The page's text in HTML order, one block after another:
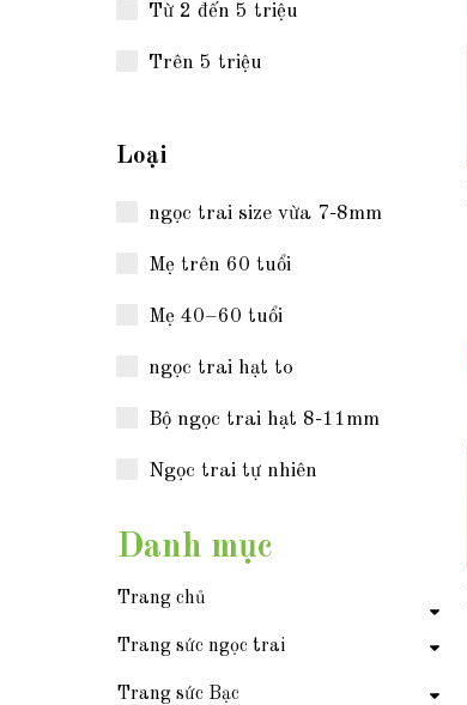
Từ 2 đến 5 triệu
Trên 5 triệu
Loại
ngọc trai size vừa 7-8mm
Mẹ trên 60 tuổi
Mẹ 40–60 tuổi
ngọc trai hạt to
Bộ ngọc trai hạt 8-11mm
Ngọc trai tự nhiên
Danh mục
Trang chủ
Trang sức ngọc trai
Trang sức Bạc